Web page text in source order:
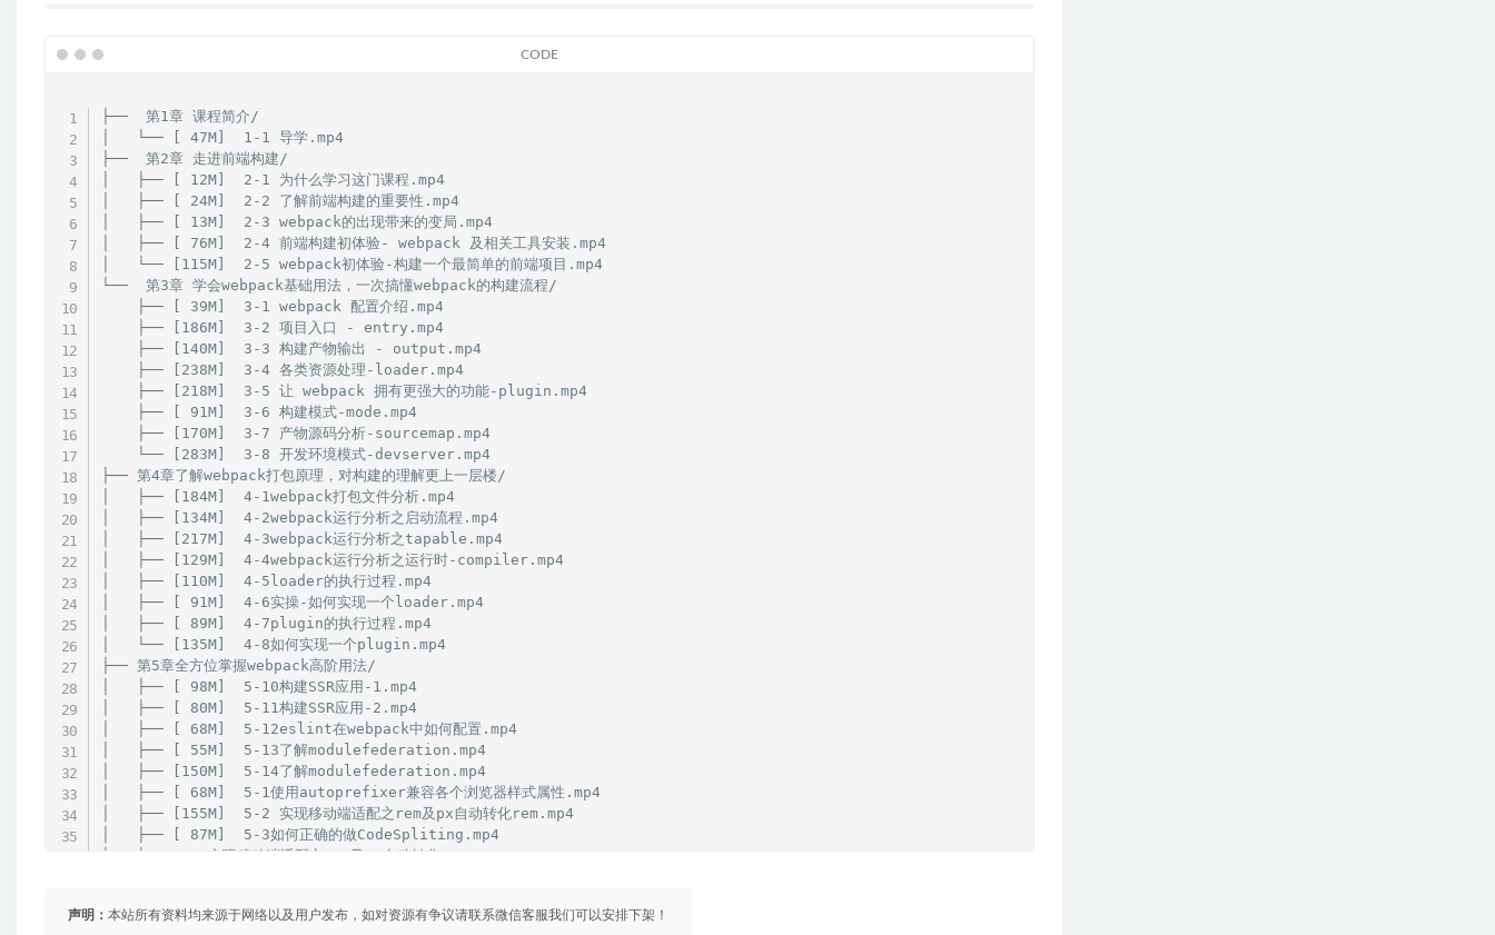
├──  第1章 课程简介/
│   └── [ 47M]  1-1 导学.mp4
├──  第2章 走进前端构建/
│   ├── [ 12M]  2-1 为什么学习这门课程.mp4
│   ├── [ 24M]  2-2 了解前端构建的重要性.mp4
│   ├── [ 13M]  2-3 webpack的出现带来的变局.mp4
│   ├── [ 76M]  2-4 前端构建初体验- webpack 及相关工具安装.mp4
│   └── [115M]  2-5 webpack初体验-构建一个最简单的前端项目.mp4
└──  第3章 学会webpack基础用法，一次搞懂webpack的构建流程/
    ├── [ 39M]  3-1 webpack 配置介绍.mp4
    ├── [186M]  3-2 项目入口 - entry.mp4
    ├── [140M]  3-3 构建产物输出 - output.mp4
    ├── [238M]  3-4 各类资源处理-loader.mp4
    ├── [218M]  3-5 让 webpack 拥有更强大的功能-plugin.mp4
    ├── [ 91M]  3-6 构建模式-mode.mp4
    ├── [170M]  3-7 产物源码分析-sourcemap.mp4
    └── [283M]  3-8 开发环境模式-devserver.mp4
├── 第4章了解webpack打包原理，对构建的理解更上一层楼/
│   ├── [184M]  4-1webpack打包文件分析.mp4
│   ├── [134M]  4-2webpack运行分析之启动流程.mp4
│   ├── [217M]  4-3webpack运行分析之tapable.mp4
│   ├── [129M]  4-4webpack运行分析之运行时-compiler.mp4
│   ├── [110M]  4-5loader的执行过程.mp4
│   ├── [ 91M]  4-6实操-如何实现一个loader.mp4
│   ├── [ 89M]  4-7plugin的执行过程.mp4
│   └── [135M]  4-8如何实现一个plugin.mp4
├── 第5章全方位掌握webpack高阶用法/
│   ├── [ 98M]  5-10构建SSR应用-1.mp4
│   ├── [ 80M]  5-11构建SSR应用-2.mp4
│   ├── [ 68M]  5-12eslint在webpack中如何配置.mp4
│   ├── [ 55M]  5-13了解modulefederation.mp4
│   ├── [150M]  5-14了解modulefederation.mp4
│   ├── [ 68M]  5-1使用autoprefixer兼容各个浏览器样式属性.mp4
│   ├── [155M]  5-2 实现移动端适配之rem及px自动转化rem.mp4
│   ├── [ 87M]  5-3如何正确的做CodeSpliting.mp4
│   ├── 5-2 实现移动端适配之rem及px自动转化rem.mp4
│   ├── [136M]  5-6如何实现多页面应用打包.mp4
声明： 本站所有资料均来源于网络以及用户发布，如对资源有争议请联系微信客服我们可以安排下架！